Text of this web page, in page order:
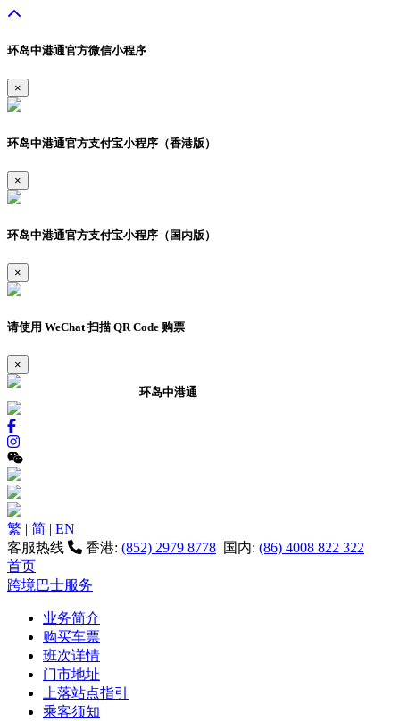
环岛中港通官方微信小程序
×
环岛中港通官方支付宝小程序（香港版）
×
环岛中港通官方支付宝小程序（国内版）
×
请使用 WeChat 扫描 QR Code 购票
×
环岛中港通
繁 | 简 | EN
客服热线
香港: (852) 2979 8778 国内: (86) 4008 822 322
首页
跨境巴士服务
业务简介
购买车票
班次详情
门市地址
上落站点指引
乘客须知